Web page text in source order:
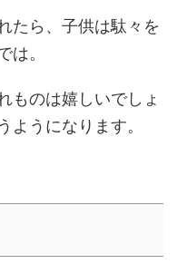
たら、子供は駄々を
は。
ものは嬉しいでしょ
ようになります。